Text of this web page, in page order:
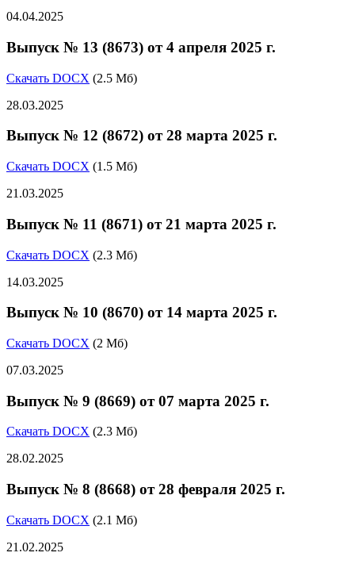
04.04.2025
Выпуск № 13 (8673) от 4 апреля 2025 г.
Скачать DOCX (2.5 Мб)
28.03.2025
Выпуск № 12 (8672) от 28 марта 2025 г.
Скачать DOCX (1.5 Мб)
21.03.2025
Выпуск № 11 (8671) от 21 марта 2025 г.
Скачать DOCX (2.3 Мб)
14.03.2025
Выпуск № 10 (8670) от 14 марта 2025 г.
Скачать DOCX (2 Мб)
07.03.2025
Выпуск № 9 (8669) от 07 марта 2025 г.
Скачать DOCX (2.3 Мб)
28.02.2025
Выпуск № 8 (8668) от 28 февраля 2025 г.
Скачать DOCX (2.1 Мб)
21.02.2025